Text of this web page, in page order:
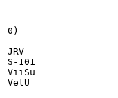
0)
JRV
S-101
ViiSu